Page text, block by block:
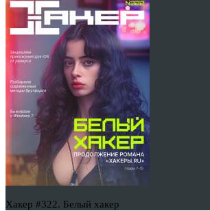
Хакер #322. Белый хакер